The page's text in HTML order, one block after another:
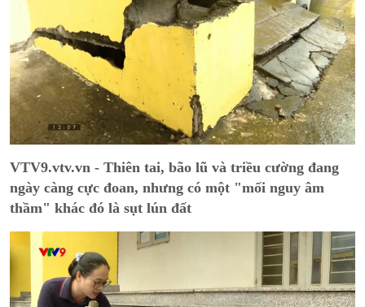
VTV9.vtv.vn - Thiên tai, bão lũ và triều cường đang
ngày càng cực đoan, nhưng có một "mối nguy âm
thầm" khác đó là sụt lún đất